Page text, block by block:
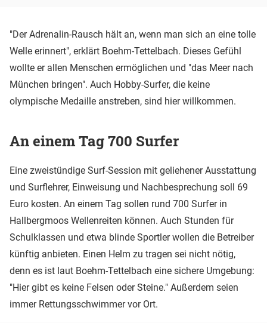
"Der Adrenalin-Rausch hält an, wenn man sich an eine tolle
Welle erinnert", erklärt Boehm-Tettelbach. Dieses Gefühl
wollte er allen Menschen ermöglichen und "das Meer nach
München bringen". Auch Hobby-Surfer, die keine
olympische Medaille anstreben, sind hier willkommen.
An einem Tag 700 Surfer
Eine zweistündige Surf-Session mit geliehener Ausstattung
und Surflehrer, Einweisung und Nachbesprechung soll 69
Euro kosten. An einem Tag sollen rund 700 Surfer in
Hallbergmoos Wellenreiten können. Auch Stunden für
Schulklassen und etwa blinde Sportler wollen die Betreiber
künftig anbieten. Einen Helm zu tragen sei nicht nötig,
denn es ist laut Boehm-Tettelbach eine sichere Umgebung:
"Hier gibt es keine Felsen oder Steine." Außerdem seien
immer Rettungsschwimmer vor Ort.